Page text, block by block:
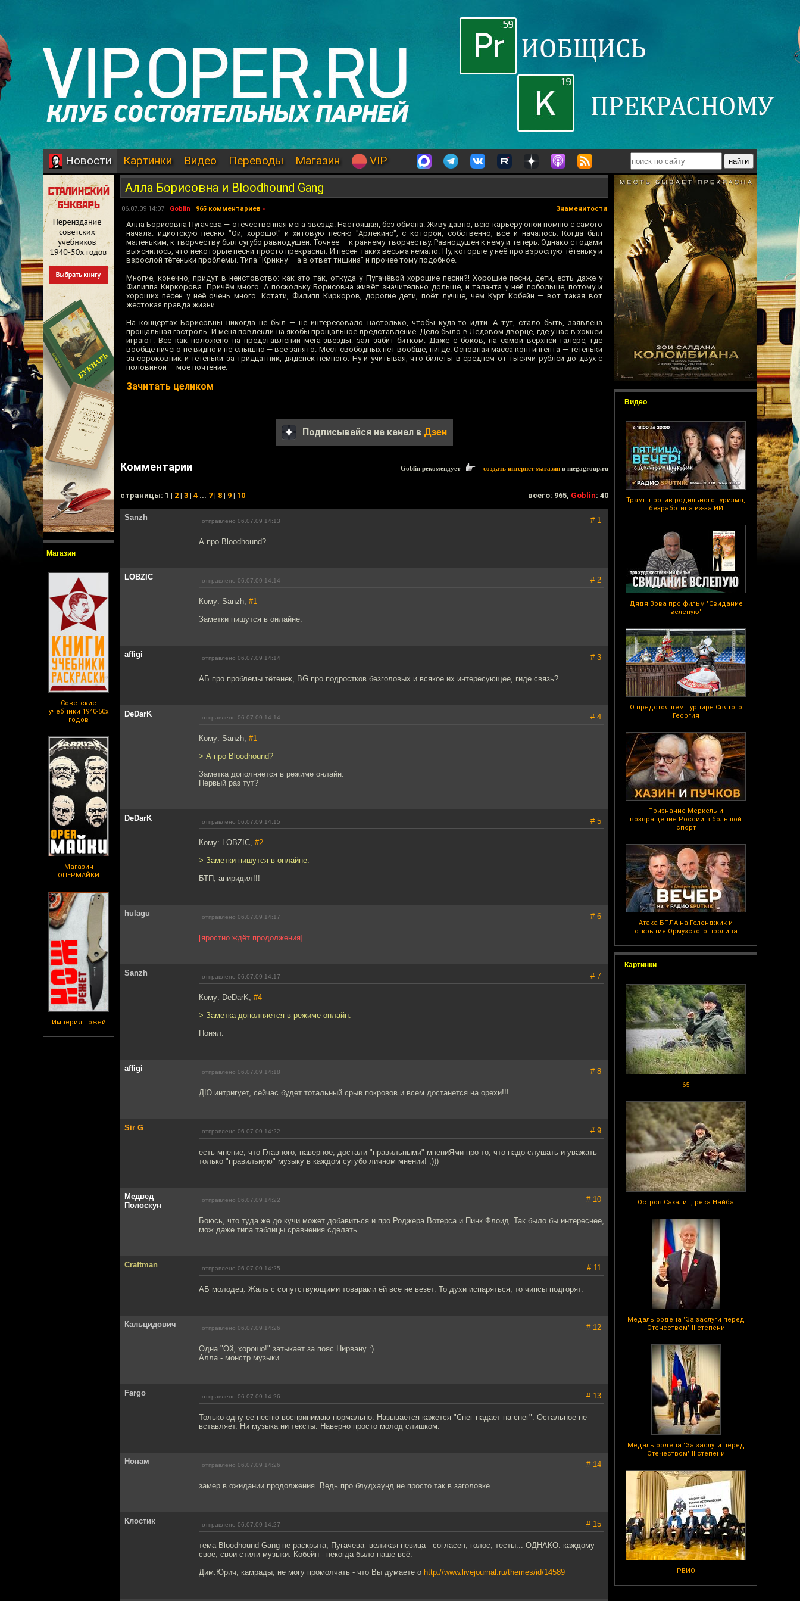
Новости Картинки Видео Переводы Магазин VIP
Магазин
Советские
учебники 1940-50х
годов
Магазин
ОПЕРМАЙКИ
Империя ножей
Видео
Трамп против родильного туризма,
безработица из-за ИИ
Дядя Вова про фильм "Свидание
вслепую"
О предстоящем Турнире Святого
Георгия
Признание Меркель и
возвращение России в большой
спорт
Атака БПЛА на Геленджик и
открытие Ормузского пролива
Картинки
65
Остров Сахалин, река Найба
Медаль ордена "За заслуги перед
Отечеством" II степени
Медаль ордена "За заслуги перед
Отечеством" II степени
РВИО
Алла Борисовна и Bloodhound Gang
06.07.09 14:07 | Goblin | 965 комментариев » Знаменитости
Алла Борисовна Пугачёва — отечественная мега-звезда. Настоящая, без обмана. Живу давно, всю карьеру оной помню с самого
начала: идиотскую песню "Ой, хорошо!" и хитовую песню "Арлекино", с которой, собственно, всё и началось. Когда был
маленьким, к творчеству был сугубо равнодушен. Точнее — к раннему творчеству. Равнодушен к нему и теперь. Однако с годами
выяснилось, что некоторые песни просто прекрасны. И песен таких весьма немало. Ну, которые у неё про взрослую тётеньку и
взрослой тётеньки проблемы. Типа "Крикну — а в ответ тишина" и прочее тому подобное.
Многие, конечно, придут в неистовство: как это так, откуда у Пугачёвой хорошие песни?! Хорошие песни, дети, есть даже у
Филиппа Киркорова. Причём много. А поскольку Борисовна живёт значительно дольше, и таланта у ней побольше, потому и
хороших песен у неё очень много. Кстати, Филипп Киркоров, дорогие дети, поёт лучше, чем Курт Кобейн — вот такая вот
жестокая правда жизни.
На концертах Борисовны никогда не был — не интересовало настолько, чтобы куда-то идти. А тут, стало быть, заявлена
прощальная гастроль. И меня повлекли на якобы прощальное представление. Дело было в Ледовом дворце, где у нас в хоккей
играют. Всё как положено на представлении мега-звезды: зал забит битком. Даже с боков, на самой верхней галёре, где
вообще ничего не видно и не слышно — всё занято. Мест свободных нет вообще, нигде. Основная масса контингента — тётеньки
за сороковник и тётеньки за тридцатник, дяденек немного. Ну и учитывая, что билеты в среднем от тысячи рублей до двух с
половиной — моё почтение.
Зачитать целиком
Подписывайся на канал в Дзен
Комментарии Goblin рекомендует создать интернет магазин в megagroup.ru
cтраницы: 1 | 2 | 3 | 4 ... 7| 8 | 9 | 10 всего: 965, Goblin: 40
Sanzh отправлено 06.07.09 14:13 # 1
А про Bloodhound?
LOBZIC отправлено 06.07.09 14:14 # 2
Кому: Sanzh, #1
Заметки пишутся в онлайне.
affigi отправлено 06.07.09 14:14 # 3
АБ про проблемы тётенек, BG про подростков безголовых и всякое их интересующее, гиде связь?
DeDarK отправлено 06.07.09 14:14 # 4
Кому: Sanzh, #1
> А про Bloodhound?
Заметка дополняется в режиме онлайн.
Первый раз тут?
DeDarK отправлено 06.07.09 14:15 # 5
Кому: LOBZIC, #2
> Заметки пишутся в онлайне.
БТП, апиридил!!!
hulagu отправлено 06.07.09 14:17 # 6
[яростно ждёт продолжения]
Sanzh отправлено 06.07.09 14:17 # 7
Кому: DeDarK, #4
> Заметка дополняется в режиме онлайн.
Понял.
affigi отправлено 06.07.09 14:18 # 8
ДЮ интригует, сейчас будет тотальный срыв покровов и всем достанется на орехи!!!
Sir G отправлено 06.07.09 14:22 # 9
есть мнение, что Главного, наверное, достали "правильными" мнениЯми про то, что надо слушать и уважать
только "правильную" музыку в каждом сугубо личном мнении! ;)))
Медвед
Полоскун
отправлено 06.07.09 14:22 # 10
Боюсь, что туда же до кучи может добавиться и про Роджера Вотерса и Пинк Флоид. Так было бы интереснее,
мож даже типа таблицы сравнения сделать.
Craftman отправлено 06.07.09 14:25 # 11
АБ молодец. Жаль с сопутствующими товарами ей все не везет. То духи испаряться, то чипсы подгорят.
Кальцидович отправлено 06.07.09 14:26 # 12
Одна "Ой, хорошо!" затыкает за пояс Нирвану :)
Алла - монстр музыки
Fargo отправлено 06.07.09 14:26 # 13
Только одну ее песню воспринимаю нормально. Называется кажется "Снег падает на снег". Остальное не
вставляет. Ни музыка ни тексты. Наверно просто молод слишком.
Нонам отправлено 06.07.09 14:26 # 14
замер в ожидании продолжения. Ведь про блудхаунд не просто так в заголовке.
Клостик отправлено 06.07.09 14:27 # 15
тема Bloodhound Gang не раскрыта, Пугачева- великая певица - согласен, голос, тесты... ОДНАКО: каждому
своё, свои стили музыки. Кобейн - некогда было наше всё.
Дим.Юрич, камрады, не могу промолчать - что Вы думаете о http://www.livejournal.ru/themes/id/14589